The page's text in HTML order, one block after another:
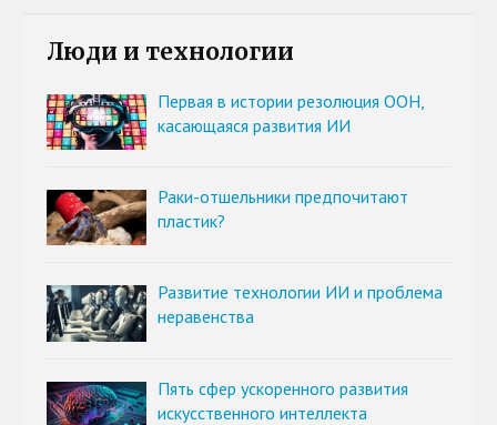
Люди и технологии
Первая в истории резолюция ООН,
касающаяся развития ИИ
Раки-отшельники предпочитают
пластик?
Развитие технологии ИИ и проблема
неравенства
Пять сфер ускоренного развития
искусственного интеллекта